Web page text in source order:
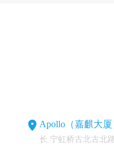
Apollo（嘉麒大厦
长 宁虹桥古北古北